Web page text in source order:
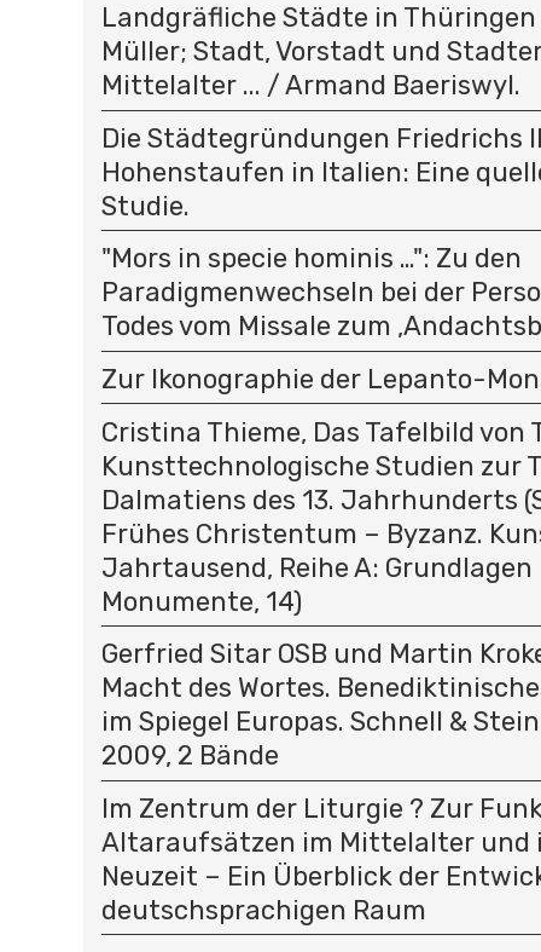
Landgräfliche Städte in
Müller; Stadt, Vorstadt und
Mittelalter ... / Armand Baeriswyl.
Die Städtegründungen Friedrichs
Hohenstaufen in Italien: Eine
Studie.
"Mors in specie hominis …": Zu den
Paradigmenwechseln bei der
Todes vom Missale zum
Zur Ikonographie der Lepanto-
Cristina Thieme, Das Tafelbild von
Kunsttechnologische Studien zur
Dalmatiens des 13. Jahrhunderts
Frühes Christentum – Byzanz.
Jahrtausend, Reihe A: Grundlagen
Monumente, 14)
Gerfried Sitar OSB und Martin
Macht des Wortes.
im Spiegel Europas. Schnell &
2009, 2 Bände
Im Zentrum der Liturgie ? Zur
Altaraufsätzen im Mittelalter und
Neuzeit – Ein Überblick der
deutschsprachigen Raum